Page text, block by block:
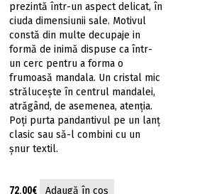
prezintă într-un aspect delicat, în
ciuda dimensiunii sale. Motivul
constă din multe decupaje in
formă de inimă dispuse ca într-
un cerc pentru a forma o
frumoasă mandala. Un cristal mic
strălucește în centrul mandalei,
atrăgând, de asemenea, atenția.
Poți purta pandantivul pe un lanţ
clasic sau să-l combini cu un
şnur textil.
72.00€ Adaugă în coș